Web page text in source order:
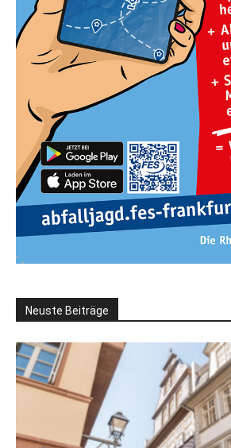
Neuste Beiträge